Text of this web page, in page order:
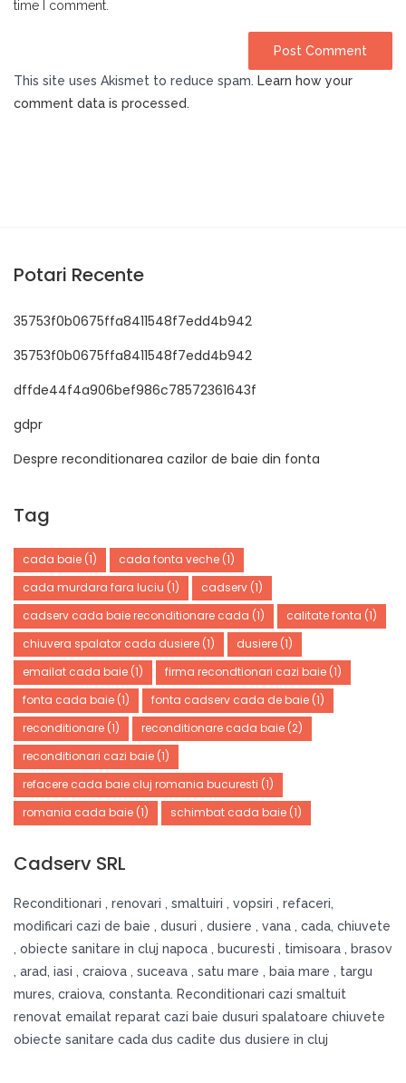
time I comment.
This site uses Akismet to reduce spam. Learn how your
comment data is processed.
Potari Recente
35753f0b0675ffa8411548f7edd4b942
35753f0b0675ffa8411548f7edd4b942
dffde44f4a906bef986c78572361643f
gdpr
Despre reconditionarea cazilor de baie din fonta
Tag
cada baie (1) cada fonta veche (1)
cada murdara fara luciu (1) cadserv (1)
cadserv cada baie reconditionare cada (1) calitate fonta (1)
chiuvera spalator cada dusiere (1) dusiere (1)
emailat cada baie (1) firma recondtionari cazi baie (1)
fonta cada baie (1) fonta cadserv cada de baie (1)
reconditionare (1) reconditionare cada baie (2)
reconditionari cazi baie (1)
refacere cada baie cluj romania bucuresti (1)
romania cada baie (1) schimbat cada baie (1)
Cadserv SRL
Reconditionari , renovari , smaltuiri , vopsiri , refaceri,
modificari cazi de baie , dusuri , dusiere , vana , cada, chiuvete
, obiecte sanitare in cluj napoca , bucuresti , timisoara , brasov
, arad, iasi , craiova , suceava , satu mare , baia mare , targu
mures, craiova, constanta. Reconditionari cazi smaltuit
renovat emailat reparat cazi baie dusuri spalatoare chiuvete
obiecte sanitare cada dus cadite dus dusiere in cluj